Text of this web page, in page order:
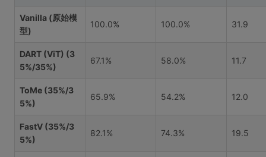
Vanilla (原始模
型)
100.0% 100.0% 31.9
DART (ViT) (3
5%/35%)
67.1% 58.0% 11.7
ToMe (35%/3
5%)
65.9% 54.2% 12.0
FastV (35%/3
5%)
82.1% 74.3% 19.5